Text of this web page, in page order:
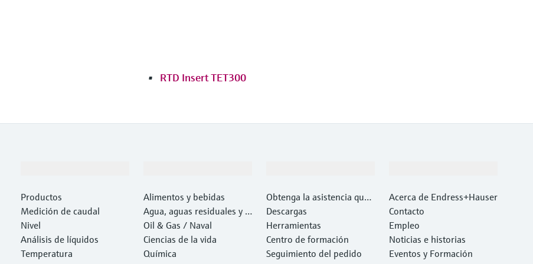
RTD Insert TET300
Productos
Medición de caudal
Nivel
Análisis de líquidos
Temperatura
Alimentos y bebidas
Agua, aguas residuales y r
esiduos
Oil & Gas / Naval
Ciencias de la vida
Química
Obtenga la asistencia que
necesita con rapidez
Descargas
Herramientas
Centro de formación
Seguimiento del pedido
Acerca de Endress+Hauser
Contacto
Empleo
Noticias e historias
Eventos y Formación